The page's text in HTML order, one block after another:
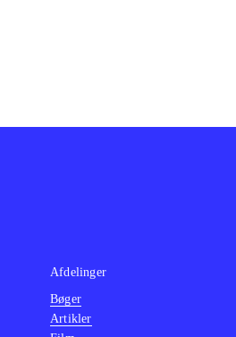
Afdelinger
Bøger
Artikler